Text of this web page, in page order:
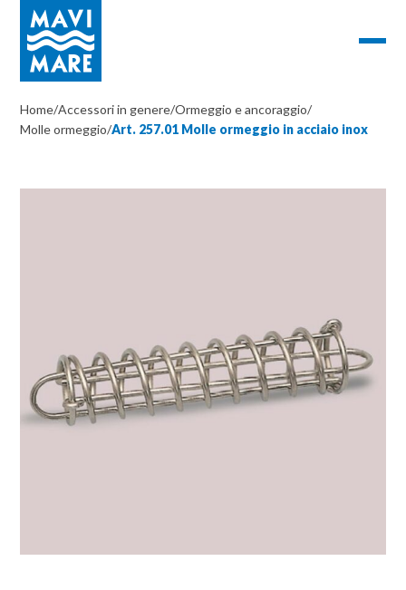
Home/Accessori in genere/Ormeggio e ancoraggio/
Molle ormeggio/Art. 257.01 Molle ormeggio in acciaio inox